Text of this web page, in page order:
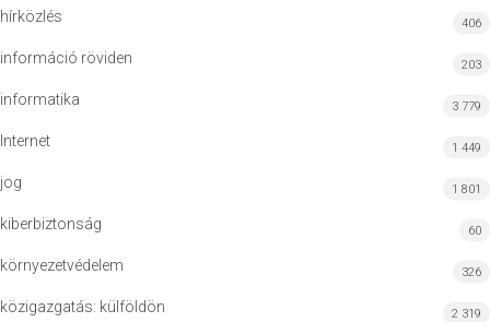
hírközlés 406
információ röviden 203
informatika 3 779
Internet 1 449
jog 1 801
kiberbiztonság 60
környezetvédelem 326
közigazgatás: külföldön 2 319